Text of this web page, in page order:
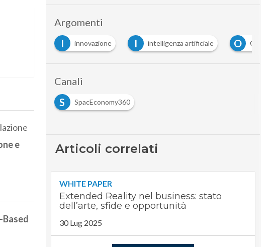
e
Argomenti
I intelligenza artificiale O Osservazione della Terra
Canali
S
SpacEconomy360
Articoli correlati
WHITE PAPER
Extended Reality nel business: stato
dell’arte, sfide e opportunità
30 Lug 2025